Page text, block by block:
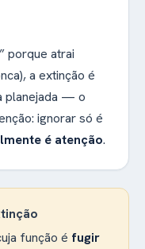
porque atrai
a extinção é
planejada — o
ignorar só é
é atenção.
função é fugir